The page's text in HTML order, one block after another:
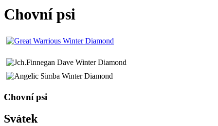
Chovní psi
Chovní psi
Svátek